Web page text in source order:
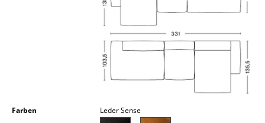
Hängeleuchten & Deckenleuchten
Stehleuchten & Leseleuchten
Farben Leder Sense